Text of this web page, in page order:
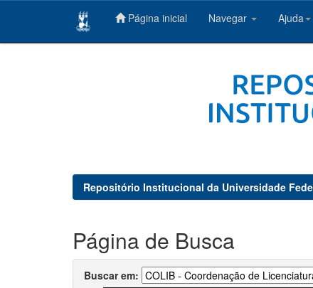
Página inicial Navegar Ajuda
Repositório Institucional da Universidade
Página de Busca
Buscar em: